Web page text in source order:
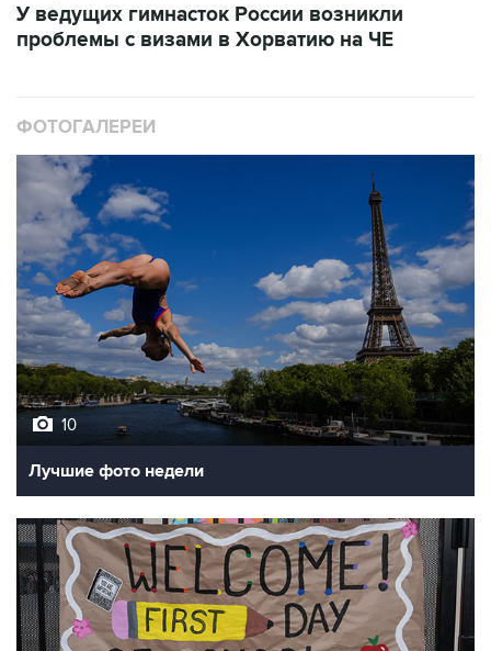
У ведущих гимнасток России возникли
проблемы с визами в Хорватию на ЧЕ
ФОТОГАЛЕРЕИ
10
Лучшие фото недели